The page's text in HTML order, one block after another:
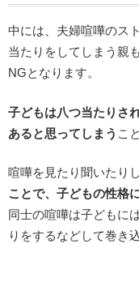
中には、夫婦喧嘩のス
当たりをしてしまう親
NGとなります。
子どもは八つ当たりさ
あると思ってしまう こ
喧嘩を見たり聞いたり
ことで、子どもの性格
同士の喧嘩は子どもに
りをするなどして巻き